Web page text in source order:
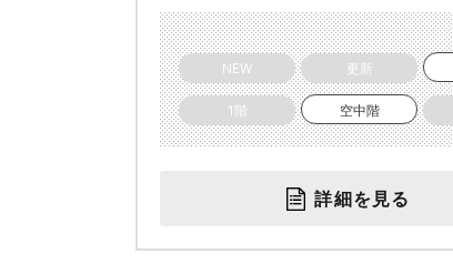
NEW 更新
1階 空中階
詳細を見る